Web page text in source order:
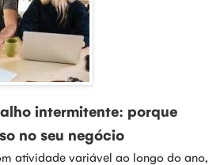
intermitente: porque
no seu negócio
atividade variável ao longo do ano,